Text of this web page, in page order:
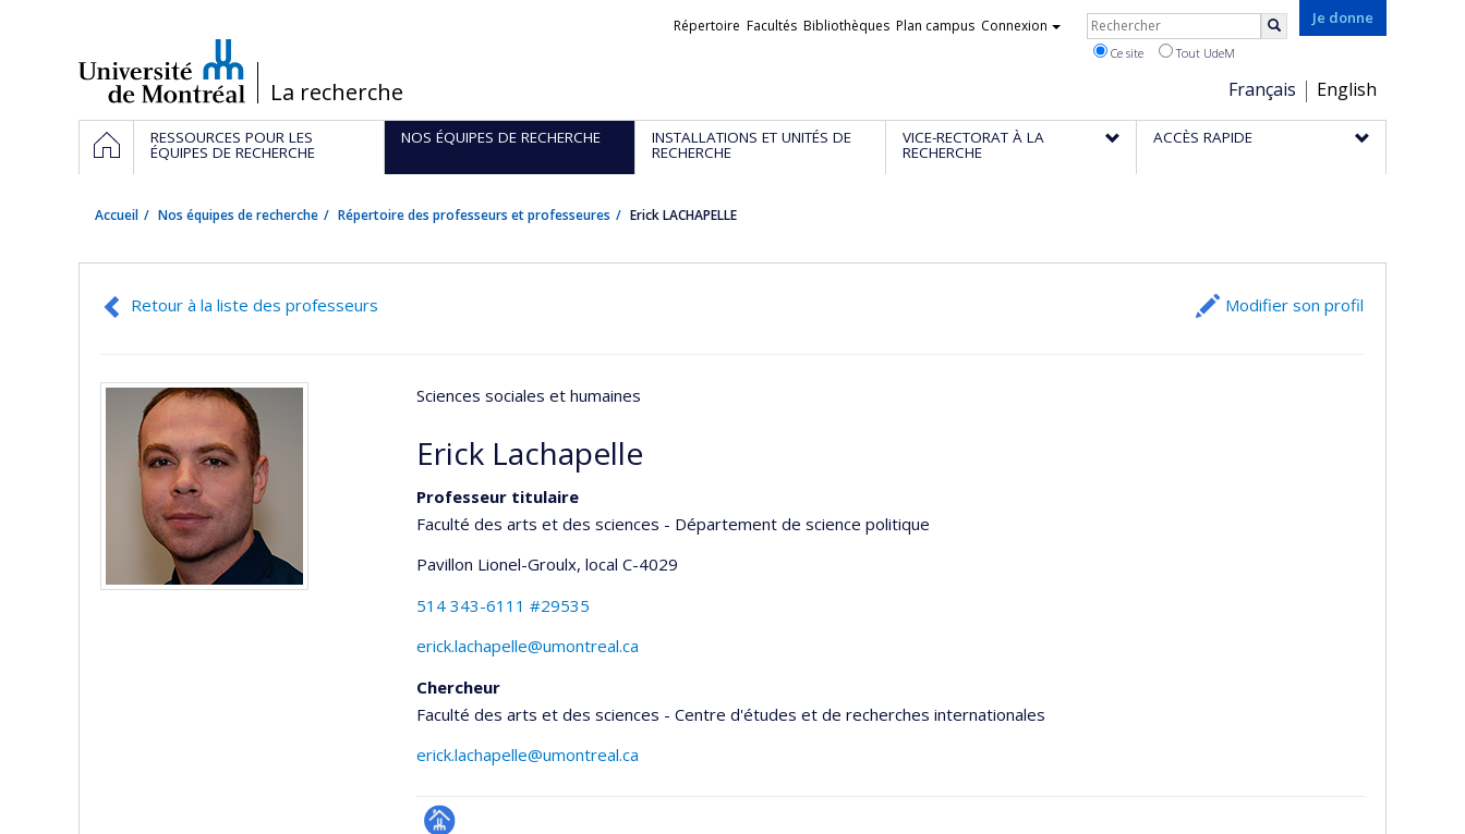
/La recherche
Je donne
Choix
de
la
Français English
Liens
Répertoire Facultés Bibliothèques Plan campus Connexion Rechercher
Ce site Tout UdeM
Navigation
principale
ACCUEILRESSOURCES POUR LES
ÉQUIPES DE RECHERCHE
NOS ÉQUIPES DE RECHERCHE INSTALLATIONS ET UNITÉS DE
RECHERCHE
VICE-RECTORAT À LA
RECHERCHE
ACCÈS RAPIDE
Accueil Nos équipes de recherche Répertoire des professeurs et professeures Erick LACHAPELLE
Retour à la liste des professeurs Modifier son profil
Sciences sociales et humaines
Erick Lachapelle
Professeur titulaire
Faculté des arts et des sciences - Département de science politique
Pavillon Lionel-Groulx, local C-4029
514 343-6111 #29535
erick.lachapelle@umontreal.ca
Chercheur
Faculté des arts et des sciences - Centre d'études et de recherches internationales
erick.lachapelle@umontreal.ca